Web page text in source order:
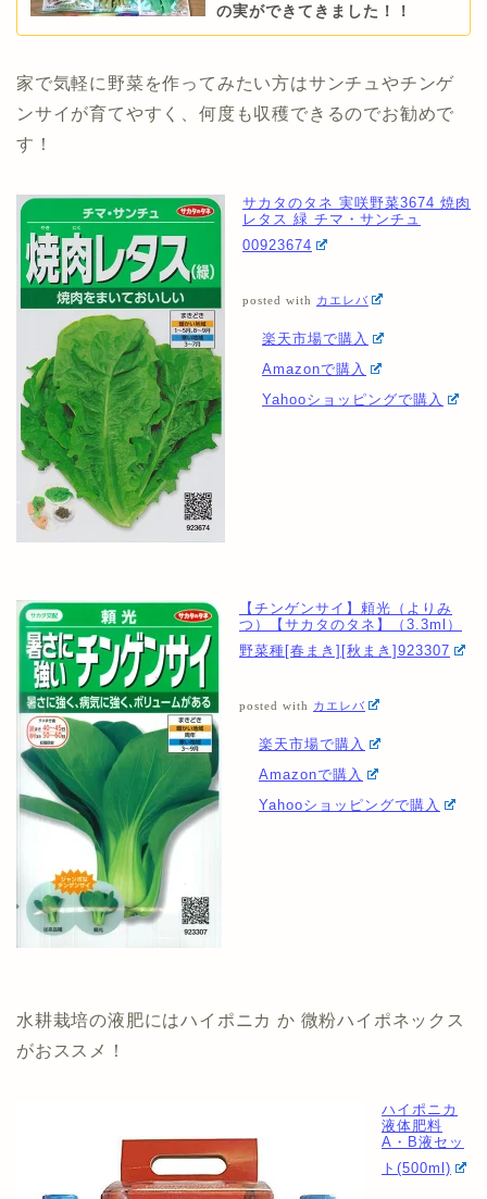
の実ができてきました！！
家で気軽に野菜を作ってみたい方はサンチュやチンゲ
ンサイが育てやすく、何度も収穫できるのでお勧めで
す！
サカタのタネ 実咲野菜3674 焼肉
レタス 緑 チマ・サンチュ
00923674
posted with カエレバ
楽天市場で購入
Amazonで購入
Yahooショッピングで購入
【チンゲンサイ】頼光（よりみ
つ）【サカタのタネ】（3.3ml）
野菜種[春まき][秋まき]923307
posted with カエレバ
楽天市場で購入
Amazonで購入
Yahooショッピングで購入
水耕栽培の液肥にはハイポニカ か 微粉ハイポネックス
がおススメ！
ハイポニカ
液体肥料
A・B液セッ
ト(500ml)